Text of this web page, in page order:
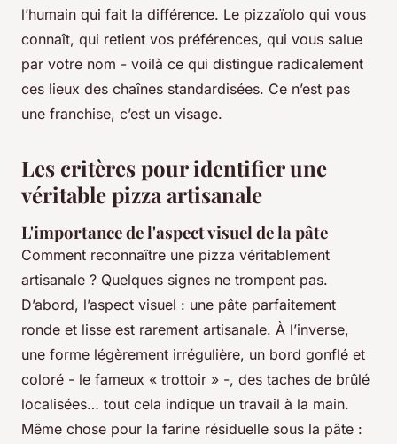
l’humain qui fait la différence. Le pizzaïolo qui vous
connaît, qui retient vos préférences, qui vous salue
par votre nom - voilà ce qui distingue radicalement
ces lieux des chaînes standardisées. Ce n’est pas
une franchise, c’est un visage.
Les critères pour identifier une
véritable pizza artisanale
L'importance de l'aspect visuel de la pâte
Comment reconnaître une pizza véritablement
artisanale ? Quelques signes ne trompent pas.
D’abord, l’aspect visuel : une pâte parfaitement
ronde et lisse est rarement artisanale. À l’inverse,
une forme légèrement irrégulière, un bord gonflé et
coloré - le fameux « trottoir » -, des taches de brûlé
localisées… tout cela indique un travail à la main.
Même chose pour la farine résiduelle sous la pâte :